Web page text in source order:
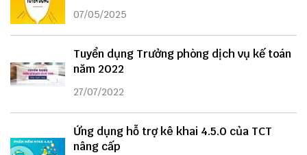
07/05/2025
Tuyển dụng Trưởng phòng dịch vụ kế toán
năm 2022
27/07/2022
Ứng dụng hỗ trợ kê khai 4.5.0 của TCT
nâng cấp